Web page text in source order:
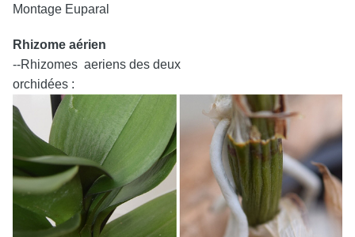
Montage Euparal
Rhizome aérien
--Rhizomes aeriens des deux
orchidées :